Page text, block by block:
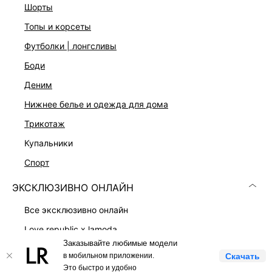
Заказывайте любимые модели
в мобильном приложении.
Это быстро и удобно
Скачать
шорты
топы и корсеты
футболки | лонгсливы
боди
деним
нижнее белье и одежда для дома
трикотаж
купальники
спорт
ЭКСКЛЮЗИВНО ОНЛАЙН
все эксклюзивно онлайн
love republic x lamoda
платья
Скачать
в AppStore
ЛИЧНЫЙ КАБИНЕТ
LOVE REPUBLIC © 2009 - 2026